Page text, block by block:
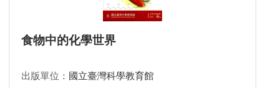
食物中的化學世界
出版單位： 國立臺灣科學教育館